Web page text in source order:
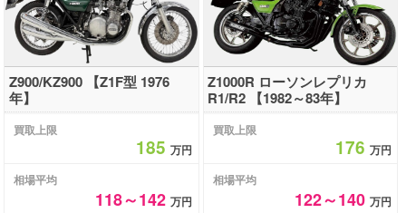
Z900/KZ900 【Z1F型 1976
年】
買取上限
185万円
相場平均
118～142万円
Z1000R ローソンレプリカ
R1/R2 【1982～83年】
買取上限
176 万円
相場平均
122～140 万円